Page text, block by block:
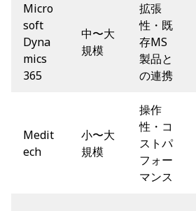
Micro
soft
Dyna
mics
365
中〜大
規模
拡張
性・既
存MS
製品と
の連携
Medit
ech
小〜大
規模
操作
性・コ
ストパ
フォー
マンス